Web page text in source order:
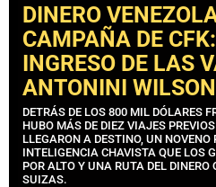
DINERO
CAMPAÑA DE
INGRESO DE LAS
ANTONINI WILSON
DETRÁS DE LOS 800 MIL DÓLARES
HUBO MÁS DE DIEZ VIAJES
LLEGARON A DESTINO, UN
INTELIGENCIA CHAVISTA QUE LOS
POR ALTO Y UNA RUTA DEL
SUIZAS.